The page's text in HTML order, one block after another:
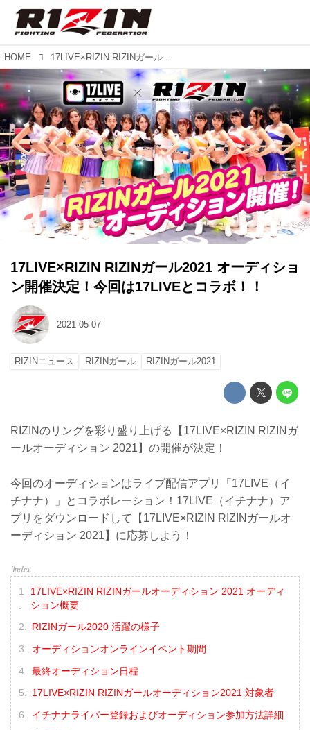
HOME 17LIVE×RIZIN RIZINガール2021 オーディション開催決定！今回は17LIVEとコラボ！！
17LIVE×RIZIN RIZINガール2021 オーディショ
ン開催決定！今回は17LIVEとコラボ！！
2021-05-07
RIZINニュース RIZINガール RIZINガール2021
RIZINのリングを彩り盛り上げる【17LIVE×RIZIN RIZINガ
ールオーディション 2021】の開催が決定！
今回のオーディションはライブ配信アプリ「17LIVE（イ
チナナ）」とコラボレーション！17LIVE（イチナナ）ア
プリをダウンロードして【17LIVE×RIZIN RIZINガールオ
ーディション 2021】に応募しよう！
17LIVE×RIZIN RIZINガールオーディション 2021 オーディ
ション概要
RIZINガール2020 活躍の様子
オーディションオンラインイベント期間
最終オーディション日程
17LIVE×RIZIN RIZINガールオーディション2021 対象者
イチナナライバー登録およびオーディション参加方法詳細